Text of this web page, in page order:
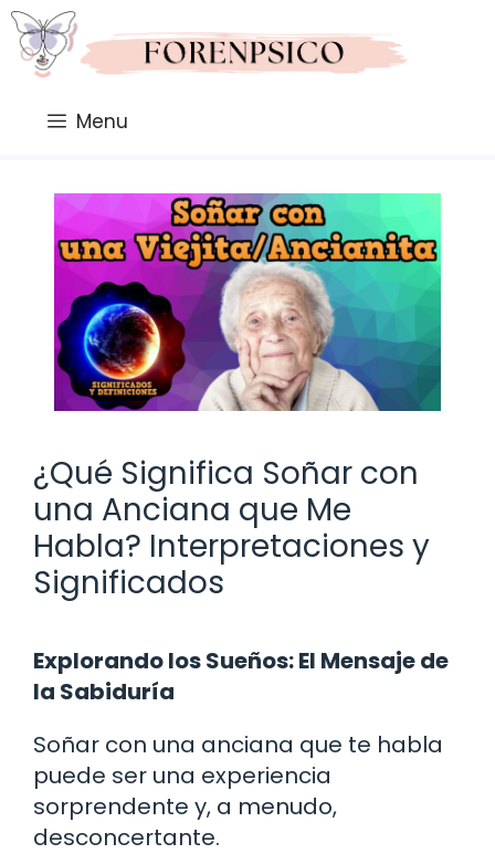
Saltar
al
contenido
Menu
¿Qué Significa Soñar con
una Anciana que Me
Habla? Interpretaciones y
Significados
Explorando los Sueños: El Mensaje de
la Sabiduría
Soñar con una anciana que te habla
puede ser una experiencia
sorprendente y, a menudo,
desconcertante.